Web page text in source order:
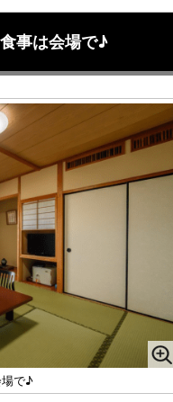
事は会場で♪
場で♪